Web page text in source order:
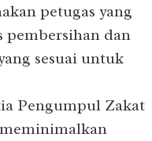
petugas yang
dan
sesuai untuk
Pengumpul Zakat